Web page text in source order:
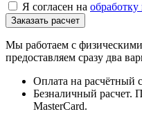
Я согласен на
Мы работаем с
предоставляем сразу два
Оплата на расчётный
Безналичный расчет.
MasterCard.